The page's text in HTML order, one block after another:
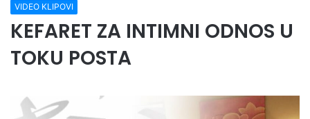
VIDEO KLIPOVI
KEFARET ZA INTIMNI ODNOS U
TOKU POSTA